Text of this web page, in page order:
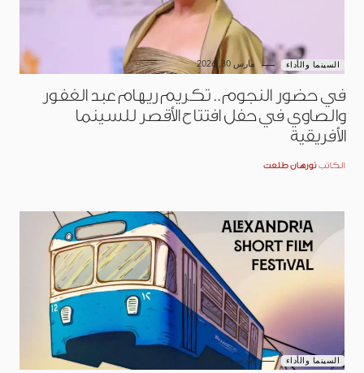
السينما والأداء مارس 30, 2026
في حضور النجوم.. تكريم ريهام عبد الغفور
والصاوي في حفل افتتاح الأقصر للسينما
الأفريقية
الكاتب نورهان طلعت
السينما والأداء مارس 29, 2026